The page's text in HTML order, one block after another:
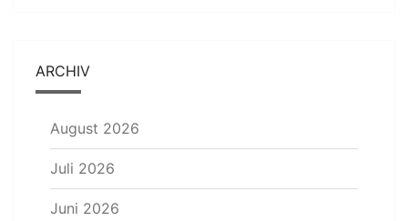
ARCHIV
August 2026
Juli 2026
Juni 2026